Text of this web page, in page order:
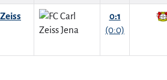
0:1
(0:0)